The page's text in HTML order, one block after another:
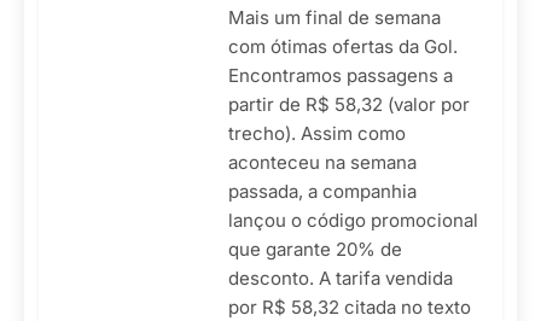
Mais um final de semana
com ótimas ofertas da Gol.
Encontramos passagens a
partir de R$ 58,32 (valor por
trecho). Assim como
aconteceu na semana
passada, a companhia
lançou o código promocional
que garante 20% de
desconto. A tarifa vendida
por R$ 58,32 citada no texto